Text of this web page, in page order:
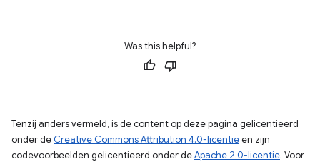
Was this helpful?
Tenzij anders vermeld, is de content op deze pagina gelicentieerd
onder de Creative Commons Attribution 4.0-licentieen zijn
codevoorbeelden gelicentieerd onder deApache 2.0-licentie. Voor